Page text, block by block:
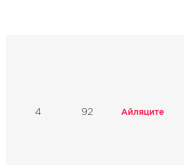
4 92 Айляците